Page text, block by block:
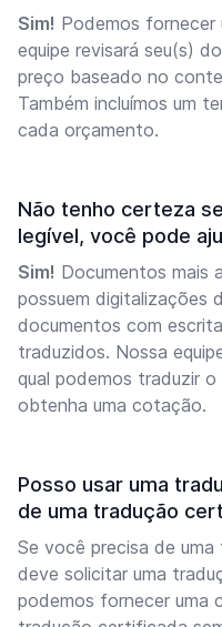
Sim! Podemos
equipe revisará seu(s)
preço baseado no
Também incluímos um
cada orçamento.
Não tenho certeza
legível, você pode
Sim! Documentos mais
possuem digitalizações
documentos com
traduzidos. Nossa
qual podemos traduzir
obtenha uma cotação.
Posso usar uma
de uma tradução
Se você precisa de
deve solicitar uma
podemos fornecer uma